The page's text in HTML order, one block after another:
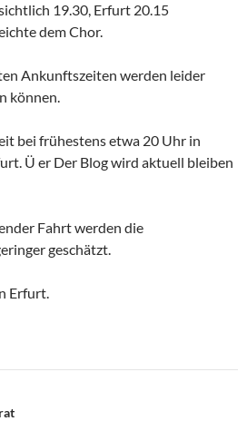
19.30, Erfurt 20.15
dem Chor.
Ankunftszeiten werden leider
können.
bei frühestens etwa 20 Uhr in
Ü er Der Blog wird aktuell bleiben
Fahrt werden die
geschätzt.
Erfurt.